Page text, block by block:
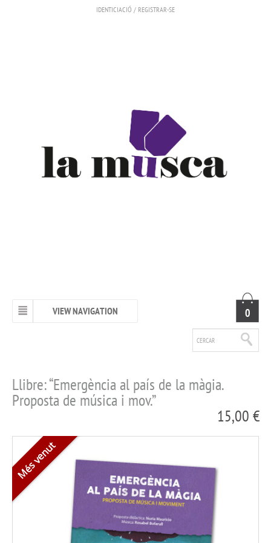
IDENTICIACIÓ / REGISTRAR-SE
VIEW NAVIGATION 0
Llibre: “Emergència al país de la màgia.
Proposta de música i mov.”
15,00 €
Més venut